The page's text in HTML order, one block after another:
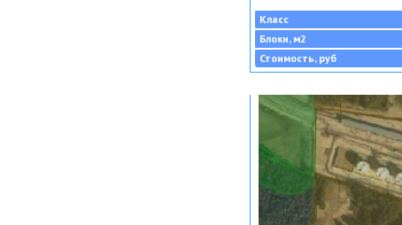
Класс
Блоки, м2
Стоимость, руб